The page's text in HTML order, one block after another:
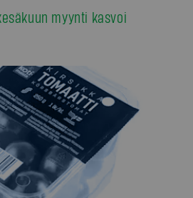
myynti kasvoi